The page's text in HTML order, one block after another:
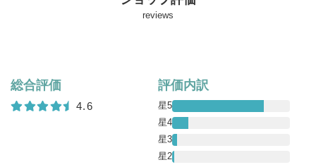
reviews
総合評価
4.6
評価内訳
星5
星4
星3
星2